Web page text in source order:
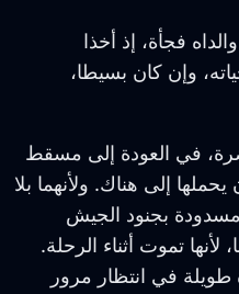
فجأة، إذ أخذا
وإن كان بسيطا،
في العودة إلى مسقط
إلى هناك. ولأنهما بلا
مسدودة بجنود الجيش
تموت أثناء الرحلة.
في انتظار مرور